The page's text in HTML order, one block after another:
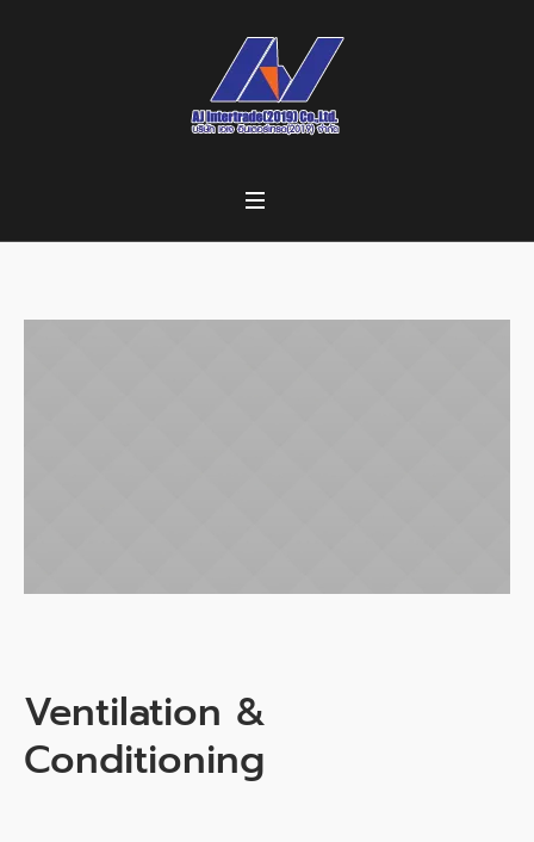
Ventilation &
Conditioning